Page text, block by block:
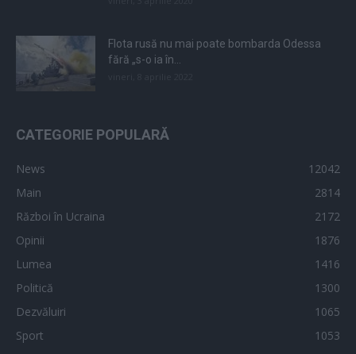
Flota rusă nu mai poate bombarda Odessa
fără „s-o ia în...
CATEGORIE POPULARĂ
News
12042
Main
2814
Război în Ucraina
2172
Opinii
1876
Lumea
1416
Politică
1300
Dezvăluiri
1065
Sport
1053